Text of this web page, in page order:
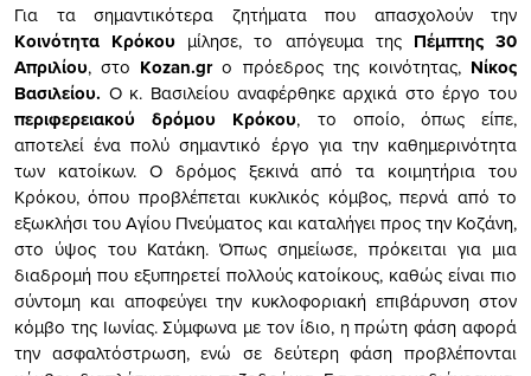
Για τα σημαντικότερα ζητήματα που απασχολούν την
Κοινότητα Κρόκου μίλησε, το απόγευμα της Πέμπτης 30
Απριλίου, στο Kozan.grο πρόεδρος της κοινότητας, Νίκος
Βασιλείου. Ο κ. Βασιλείου αναφέρθηκε αρχικά στο έργο του
περιφερειακού δρόμου Κρόκου, το οποίο, όπως είπε,
αποτελεί ένα πολύ σημαντικό έργο για την καθημερινότητα
των κατοίκων. Ο δρόμος ξεκινά από τα κοιμητήρια του
Κρόκου, όπου προβλέπεται κυκλικός κόμβος, περνά από το
εξωκλήσι του Αγίου Πνεύματος και καταλήγει προς την Κοζάνη,
στο ύψος του Κατάκη. Όπως σημείωσε, πρόκειται για μια
διαδρομή που εξυπηρετεί πολλούς κατοίκους, καθώς είναι πιο
σύντομη και αποφεύγει την κυκλοφοριακή επιβάρυνση στον
κόμβο της Ιωνίας. Σύμφωνα με τον ίδιο, η πρώτη φάση αφορά
την ασφαλτόστρωση, ενώ σε δεύτερη φάση προβλέπονται